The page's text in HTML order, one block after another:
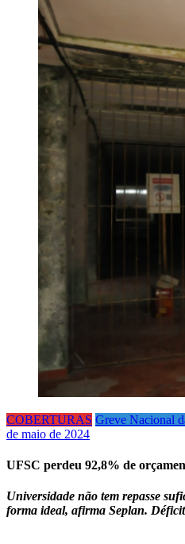
COBERTURAS Greve Nacional
de maio de 2024
UFSC perdeu 92,8% de
Universidade não tem repasse
forma ideal, afirma Seplan.